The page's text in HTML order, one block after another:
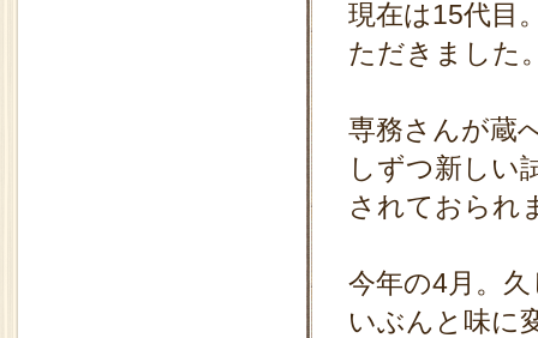
現在は15代目
ただきました
専務さんが蔵
しずつ新しい
されておられ
今年の4月。
いぶんと味に